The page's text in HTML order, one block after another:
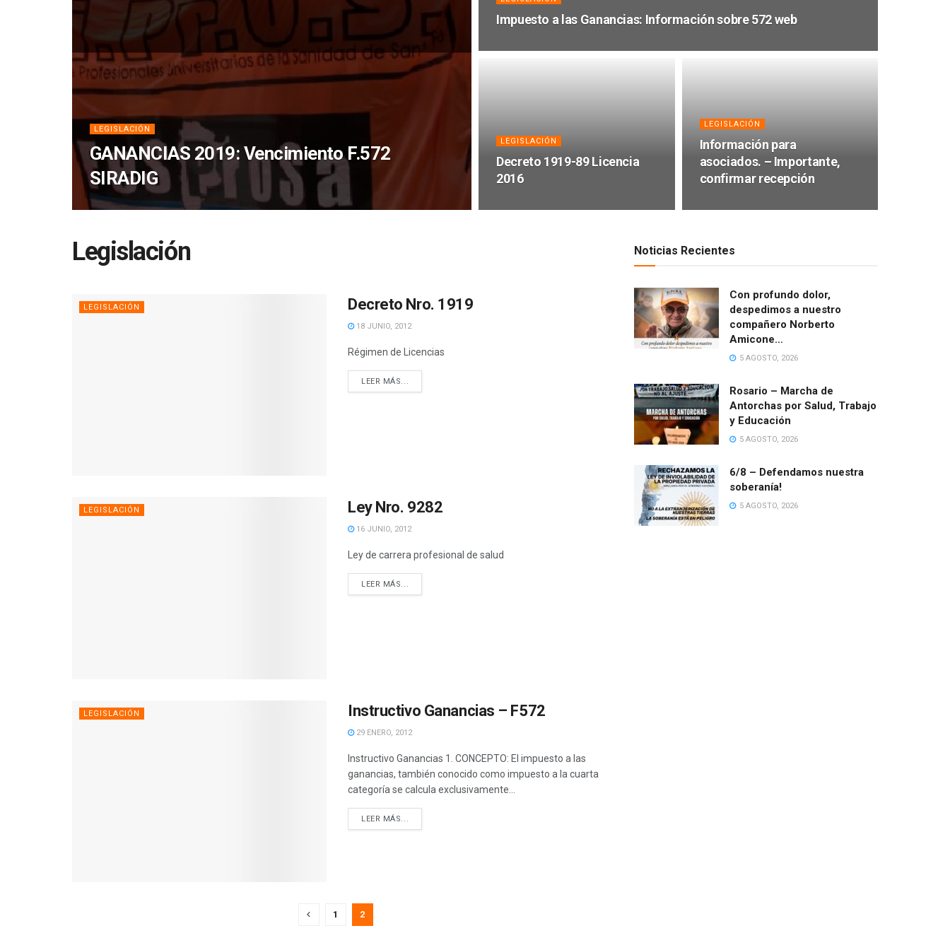
LEGISLACIÓN
GANANCIAS 2019: Vencimiento F.572
SIRADIG
Impuesto a las Ganancias: Información sobre 572 web
LEGISLACIÓN
Decreto 1919-89 Licencia
2016
LEGISLACIÓN
Información para
asociados. – Importante,
confirmar recepción
Legislación
LEGISLACIÓN Decreto Nro. 1919
18 JUNIO, 2012
Régimen de Licencias
LEER MÁS...
LEGISLACIÓN Ley Nro. 9282
16 JUNIO, 2012
Ley de carrera profesional de salud
LEER MÁS...
LEGISLACIÓN Instructivo Ganancias – F572
29 ENERO, 2012
Instructivo Ganancias 1. CONCEPTO: El impuesto a las
ganancias, también conocido como impuesto a la cuarta
categoría se calcula exclusivamente...
LEER MÁS...
1 2
Noticias Recientes
Con profundo dolor,
despedimos a nuestro
compañero Norberto
Amicone…
5 AGOSTO, 2026
Rosario – Marcha de
Antorchas por Salud, Trabajo
y Educación
5 AGOSTO, 2026
6/8 – Defendamos nuestra
soberanía!
5 AGOSTO, 2026